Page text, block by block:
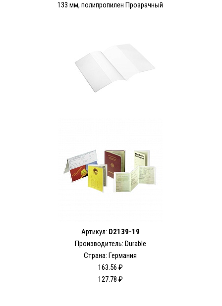
133 мм, полипропилен Прозрачный
Артикул: D2139-19
Производитель: Durable
Страна: Германия
163.56 ₽
127.78 ₽